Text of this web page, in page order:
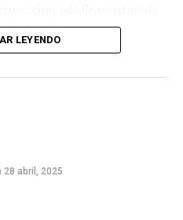
ya ha
dos mes
llamado
la cara
yo con
se hizo.”
LEYENDO
28 abril, 2025